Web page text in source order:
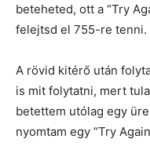
beteheted, ott a “Try
felejtsd el 755-re tenni.
A rövid kitérő után
is mit folytatni, mert
betettem utólag egy
nyomtam egy “Try